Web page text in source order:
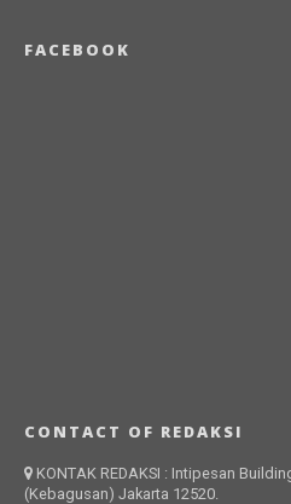
FACEBOOK
CONTACT OF REDAKSI
KONTAK REDAKSI : Intipesan
(Kebagusan) Jakarta 12520.